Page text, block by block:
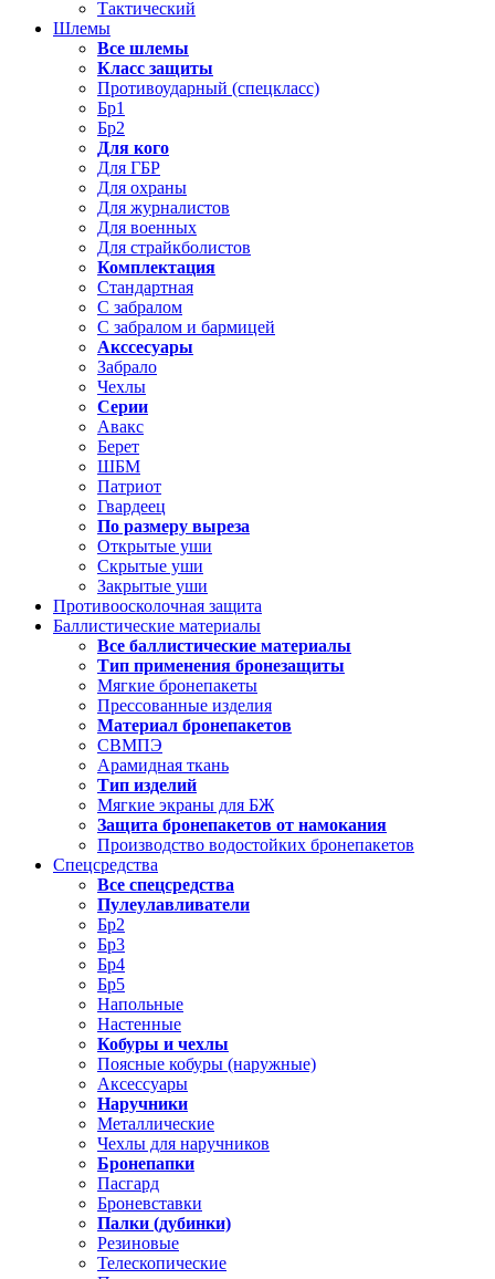
Тактический
Шлемы
Все шлемы
Класс защиты
Противоударный (спецкласс)
Бр1
Бр2
Для кого
Для ГБР
Для охраны
Для журналистов
Для военных
Для страйкболистов
Комплектация
Стандартная
С забралом
С забралом и бармицей
Акссесуары
Забрало
Чехлы
Серии
Авакс
Берет
ШБМ
Патриот
Гвардеец
По размеру выреза
Открытые уши
Скрытые уши
Закрытые уши
Противоосколочная защита
Баллистические материалы
Все баллистические материалы
Тип применения бронезащиты
Мягкие бронепакеты
Прессованные изделия
Материал бронепакетов
СВМПЭ
Арамидная ткань
Тип изделий
Мягкие экраны для БЖ
Защита бронепакетов от намокания
Производство водостойких бронепакетов
Спецсредства
Все спецсредства
Пулеулавливатели
Бр2
Бр3
Бр4
Бр5
Напольные
Настенные
Кобуры и чехлы
Поясные кобуры (наружные)
Аксессуары
Наручники
Металлические
Чехлы для наручников
Бронепапки
Пасгард
Броневставки
Палки (дубинки)
Резиновые
Телескопические